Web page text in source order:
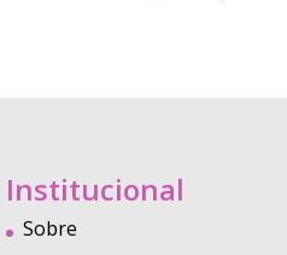
Institucional
Sobre